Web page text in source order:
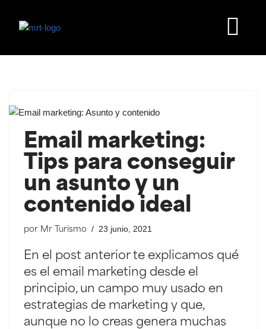
Saltar
Email marketing:
Tips para conseguir
un asunto y un
contenido ideal
por Mr Turismo 23 junio, 2021
En el post anterior te explicamos qué
es el email marketing desde el
principio, un campo muy usado en
estrategias de marketing y que,
aunque no lo creas genera muchas